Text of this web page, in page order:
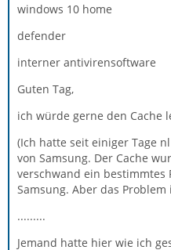
windows 10 home
defender
interner antivirensoftware
Guten Tag,
ich würde gerne den Cache
(Ich hatte seit einiger Tage
von Samsung. Der Cache
verschwand ein bestimmtes
Samsung. Aber das
.........
Jemand hatte hier wie ich